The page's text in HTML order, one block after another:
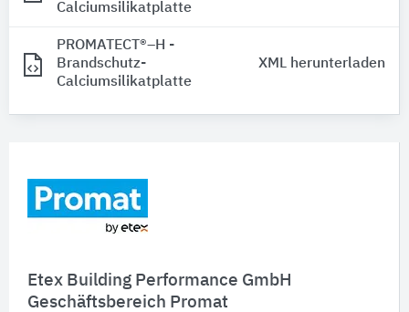
Etex Building Performance GmbH
Geschäftsbereich Promat
Calciumsilikatplatte
PROMATECT®–H -
Brandschutz-
Calciumsilikatplatte
XML herunterladen